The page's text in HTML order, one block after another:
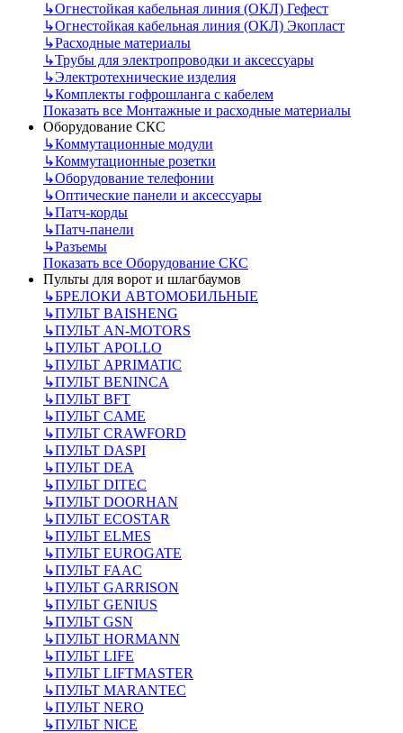
↳Огнестойкая кабельная линия (ОКЛ) Гефест
↳Огнестойкая кабельная линия (ОКЛ) Экопласт
↳Расходные материалы
↳Трубы для электропроводки и аксессуары
↳Электротехнические изделия
↳Комплекты гофрошланга с кабелем
Показать все Монтажные и расходные материалы
Оборудование СКС
↳Коммутационные модули
↳Коммутационные розетки
↳Оборудование телефонии
↳Оптические панели и аксессуары
↳Патч-корды
↳Патч-панели
↳Разъемы
Показать все Оборудование СКС
Пульты для ворот и шлагбаумов
↳БРЕЛОКИ АВТОМОБИЛЬНЫЕ
↳ПУЛЬТ BAISHENG
↳ПУЛЬТ AN-MOTORS
↳ПУЛЬТ APOLLO
↳ПУЛЬТ APRIMATIC
↳ПУЛЬТ BENINCA
↳ПУЛЬТ BFT
↳ПУЛЬТ CAME
↳ПУЛЬТ CRAWFORD
↳ПУЛЬТ DASPI
↳ПУЛЬТ DEA
↳ПУЛЬТ DITEC
↳ПУЛЬТ DOORHAN
↳ПУЛЬТ ECOSTAR
↳ПУЛЬТ ELMES
↳ПУЛЬТ EUROGATE
↳ПУЛЬТ FAAC
↳ПУЛЬТ GARRISON
↳ПУЛЬТ GENIUS
↳ПУЛЬТ GSN
↳ПУЛЬТ HORMANN
↳ПУЛЬТ LIFE
↳ПУЛЬТ LIFTMASTER
↳ПУЛЬТ MARANTEC
↳ПУЛЬТ NERO
↳ПУЛЬТ NICE